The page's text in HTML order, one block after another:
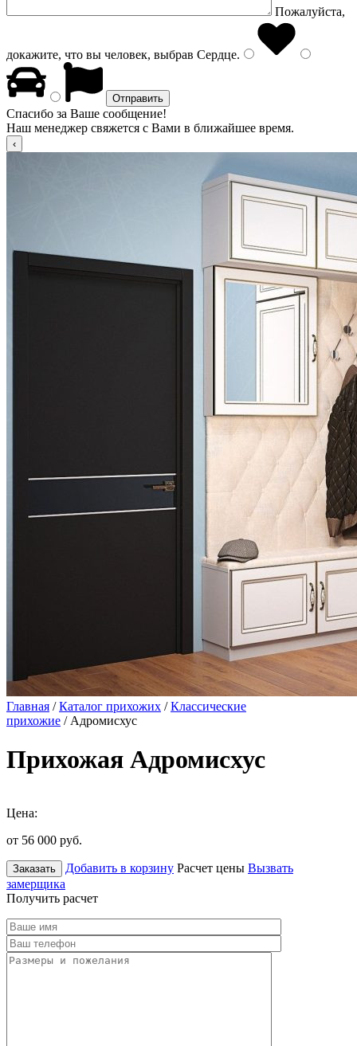
Пожалуйста,
докажите, что вы человек, выбрав Сердце.
Спасибо за Ваше сообщение!
Наш менеджер свяжется с Вами в ближайшее время.
Главная /Каталог прихожих /Классические
прихожие / Адромисхус
Прихожая Адромисхус
Цена:
от 56 000 руб.
Заказать Добавить в корзину Расчет цены Вызвать
замерщика
Получить расчет